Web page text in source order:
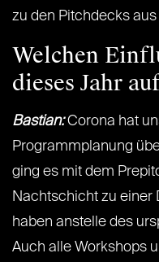
zu den Pitchdecks
Welchen
dieses Jahr
Bastian:Corona hat
Programmplanung
ging es mit dem
Nachtschicht zu einer
haben anstelle des
Auch alle Workshops